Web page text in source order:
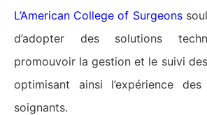
L’American College of Surgeons
d’adopter des solutions
promouvoir la gestion et le suivi
optimisant ainsi l’expérience
soignants​​.